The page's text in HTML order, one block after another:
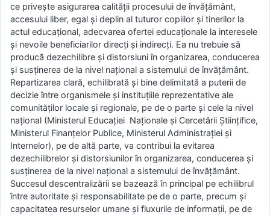
ce priveşte asigurarea calităţii procesului de învăţământ,
accesului liber, egal şi deplin al tuturor copiilor şi tinerilor la
actul educaţional, adecvarea ofertei educaţionale la interesele
şi nevoile beneficiarilor direcţi şi indirecţi. Ea nu trebuie să
producă dezechilibre şi distorsiuni în organizarea, conducerea
şi susţinerea de la nivel naţional a sistemului de învăţământ.
Repartizarea clară, echilibrată şi bine delimitată a puterii de
decizie între organismele şi instituţiile reprezentative ale
comunităţilor locale şi regionale, pe de o parte şi cele la nivel
naţional (Ministerul Educaţiei Naționale şi Cercetării Științifice,
Ministerul Finanţelor Publice, Ministerul Administraţiei şi
Internelor), pe de altă parte, va contribui la evitarea
dezechilibrelor şi distorsiunilor în organizarea, conducerea şi
susţinerea de la nivel naţional a sistemului de învăţământ.
Succesul descentralizării se bazează în principal pe echilibrul
între autoritate şi responsabilitate pe de o parte, precum şi
capacitatea resurselor umane şi fluxurile de informaţii, pe de